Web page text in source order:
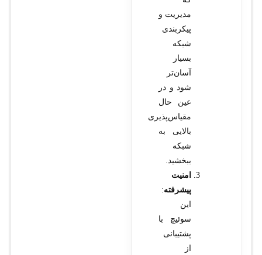
مدیریت و
پیکربندی
شبکه
بسیار
آسان‌تر
شود و در
عین حال
مقیاس‌پذیری
بالایی به
شبکه
ببخشید.
امنیت
پیشرفته:
این
سوئیچ با
پشتیبانی
از